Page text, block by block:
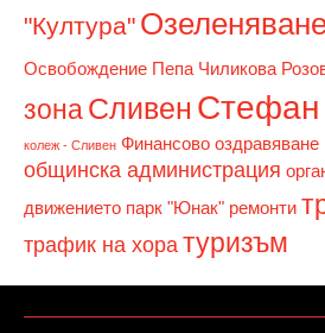
"Култура"
Освобождение Пепа Чиликова
зонаСливен Стефан
колеж - Сливен Финансово оздравяване
общинска администрация
движението парк "Юнак" ремонти
трафик на хора туризъм